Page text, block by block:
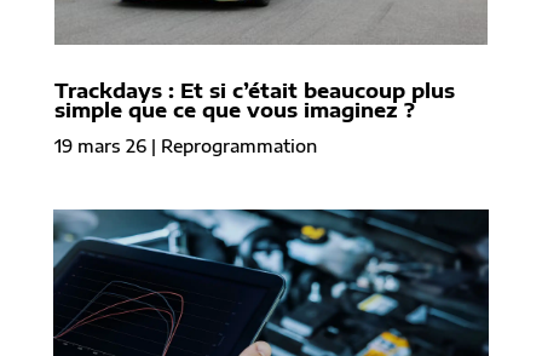
Trackdays : Et si c’était beaucoup plus
simple que ce que vous imaginez ?
19 mars 26| Reprogrammation